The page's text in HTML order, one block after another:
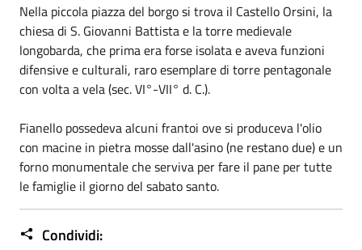
Nella piccola piazza del borgo si trova il Castello Orsini, la
chiesa di S. Giovanni Battista e la torre medievale
longobarda, che prima era forse isolata e aveva funzioni
difensive e culturali, raro esemplare di torre pentagonale
con volta a vela (sec. VI°-VII° d. C.).
Fianello possedeva alcuni frantoi ove si produceva l'olio
con macine in pietra mosse dall'asino (ne restano due) e un
forno monumentale che serviva per fare il pane per tutte
le famiglie il giorno del sabato santo.
Condividi: